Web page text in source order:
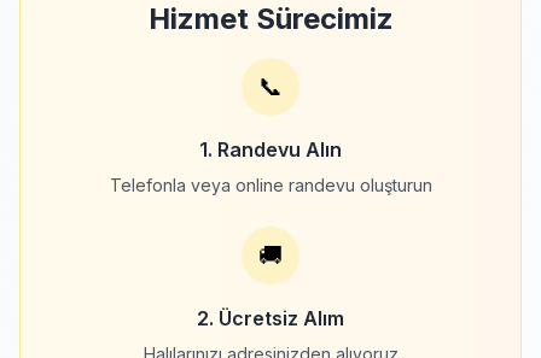
Hizmet Sürecimiz
📞
1. Randevu Alın
Telefonla veya online randevu oluşturun
🚚
2. Ücretsiz Alım
Halılarınızı adresinizden alıyoruz